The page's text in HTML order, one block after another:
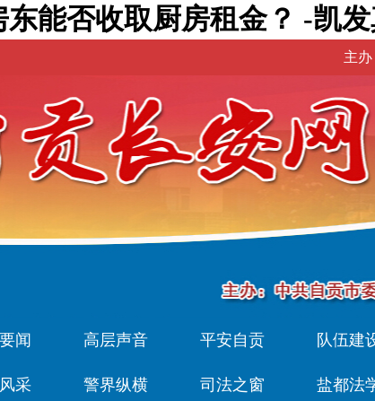
能否收取厨房租金？ -凯
主
闻 高层声音 平安自贡 队伍建
采 警界纵横 司法之窗 盐都法